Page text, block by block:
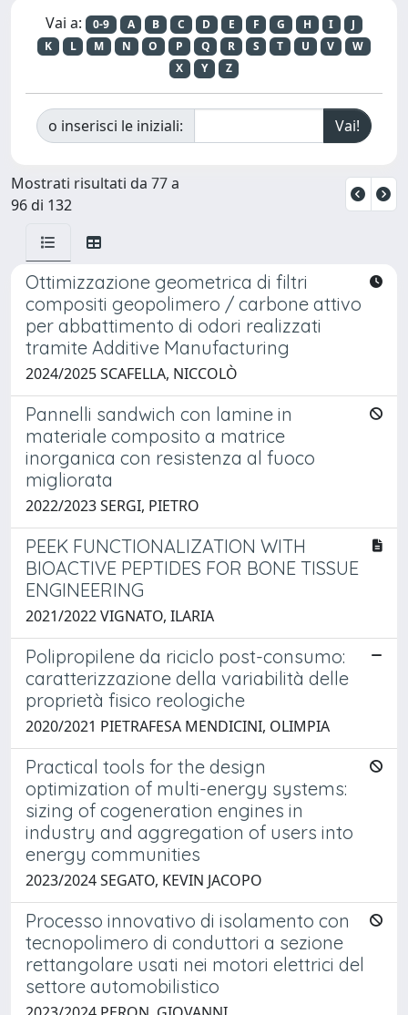
Vai a: 0-9 A B C D E F G H I
J
K
L M N O P Q R S T U V
W
X
Y Z
o inserisci le iniziali:
Mostrati risultati da 77 a
96 di 132
Ottimizzazione geometrica di filtri
compositi geopolimero / carbone attivo
per abbattimento di odori realizzati
tramite Additive Manufacturing
2024/2025 SCAFELLA, NICCOLÒ
Pannelli sandwich con lamine in
materiale composito a matrice
inorganica con resistenza al fuoco
migliorata
2022/2023 SERGI, PIETRO
PEEK FUNCTIONALIZATION WITH
BIOACTIVE PEPTIDES FOR BONE TISSUE
ENGINEERING
2021/2022 VIGNATO, ILARIA
Polipropilene da riciclo post-consumo:
caratterizzazione della variabilità delle
proprietà fisico reologiche
2020/2021 PIETRAFESA MENDICINI, OLIMPIA
Practical tools for the design
optimization of multi-energy systems:
sizing of cogeneration engines in
industry and aggregation of users into
energy communities
2023/2024 SEGATO, KEVIN JACOPO
Processo innovativo di isolamento con
tecnopolimero di conduttori a sezione
rettangolare usati nei motori elettrici del
settore automobilistico